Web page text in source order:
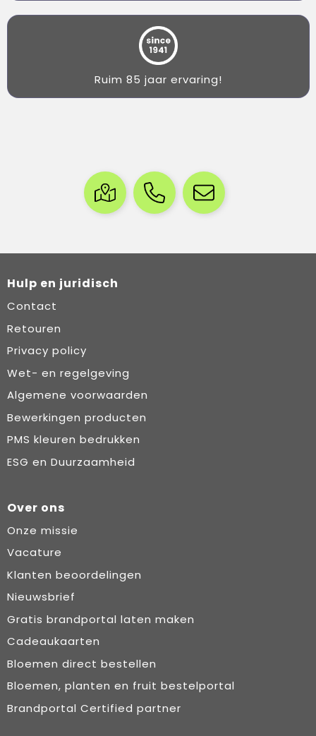
Ruim 85 jaar ervaring!
Hulp en juridisch
Contact
Retouren
Privacy policy
Wet- en regelgeving
Algemene voorwaarden
Bewerkingen producten
PMS kleuren bedrukken
ESG en Duurzaamheid
Over ons
Onze missie
Vacature
Klanten beoordelingen
Nieuwsbrief
Gratis brandportal laten maken
Cadeaukaarten
Bloemen direct bestellen
Bloemen, planten en fruit bestelportal
Brandportal Certified partner